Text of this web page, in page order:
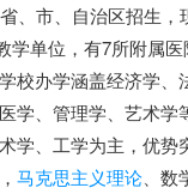
、市、自治区招生，
学单位，有7所附属
校办学涵盖经济学、
学、管理学、艺术学
学、工学为主，优势
马克思主义理论 、